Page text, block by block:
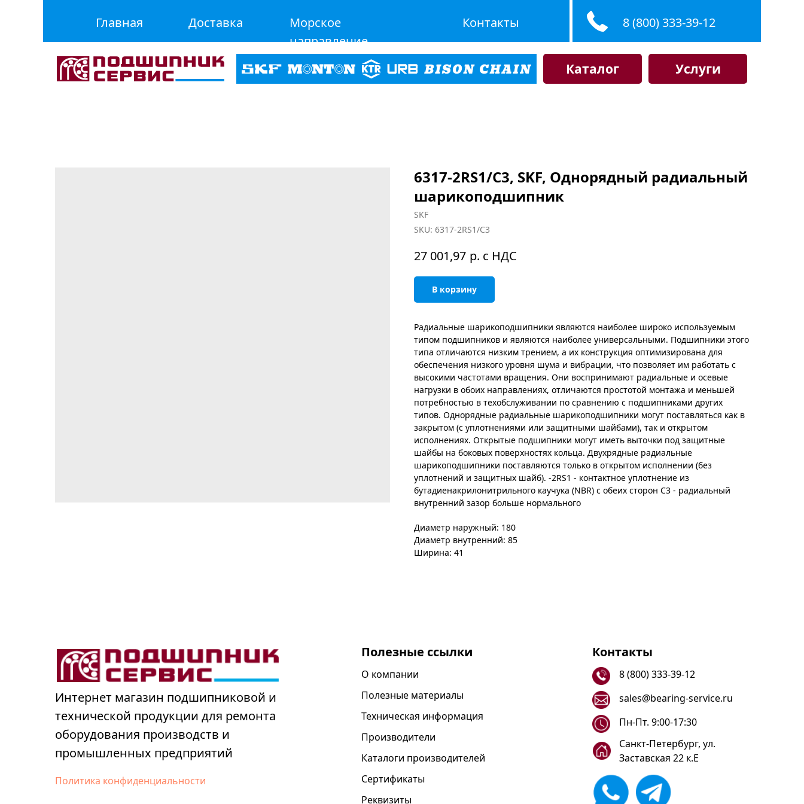
Главная Доставка
Морское
направление
Контакты 8 (800) 333-39-12
Каталог Услуги
6317-2RS1/C3, SKF, Однорядный радиальный
шарикоподшипник
SKF
SKU: 6317-2RS1/C3
27 001,97 р. с НДС
В корзину
Радиальные шарикоподшипники являются наиболее широко используемым
типом подшипников и являются наиболее универсальными. Подшипники этого
типа отличаются низким трением, а их конструкция оптимизирована для
обеспечения низкого уровня шума и вибрации, что позволяет им работать с
высокими частотами вращения. Они воспринимают радиальные и осевые
нагрузки в обоих направлениях, отличаются простотой монтажа и меньшей
потребностью в техобслуживании по сравнению с подшипниками других
типов. Однорядные радиальные шарикоподшипники могут поставляться как в
закрытом (с уплотнениями или защитными шайбами), так и открытом
исполнениях. Открытые подшипники могут иметь выточки под защитные
шайбы на боковых поверхностях кольца. Двухрядные радиальные
шарикоподшипники поставляются только в открытом исполнении (без
уплотнений и защитных шайб). -2RS1 - контактное уплотнение из
бутадиенакрилонитрильного каучука (NBR) с обеих сторон C3 - радиальный
внутренний зазор больше нормального
Диаметр наружный: 180
Диаметр внутренний: 85
Ширина: 41
Интернет магазин подшипниковой и
технической продукции для ремонта
оборудования производств и
промышленных предприятий
Полезные ссылки
О компании
Полезные материалы
Техническая информация
Производители
Каталоги производителей
Сертификаты
Реквизиты
Контакты
8 (800) 333-39-12
sales@bearing-service.ru
Санкт-Петербург, ул.
Заставская 22 к.Е
Пн-Пт. 9:00-17:30
Политика конфиденциальности